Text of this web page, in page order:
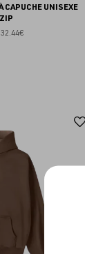
CAPUCHE UNISEXE
32.44€